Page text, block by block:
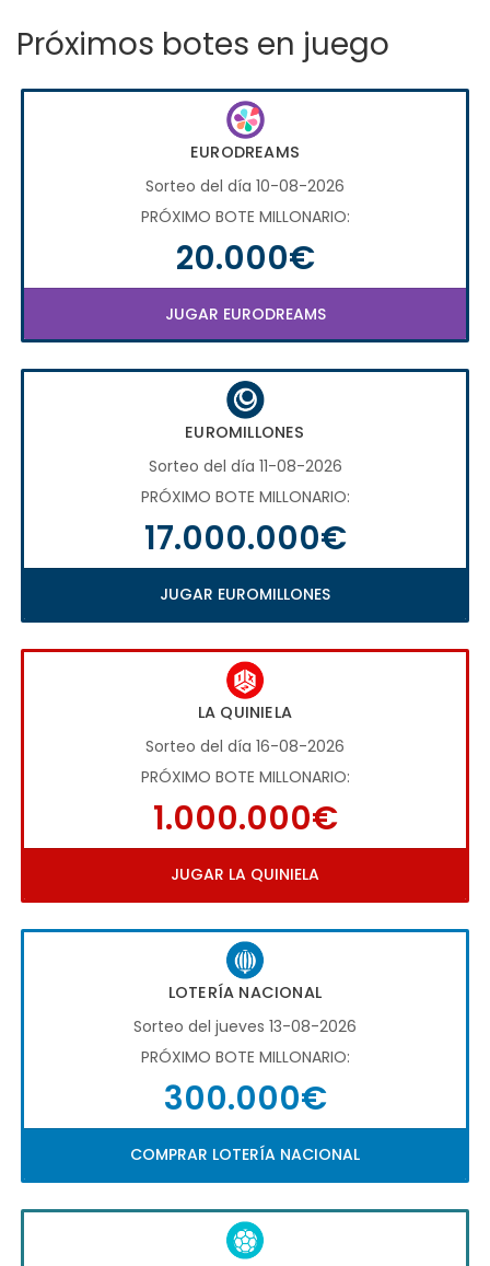
Próximos botes en juego
EURODREAMS
Sorteo del día 10-08-2026
PRÓXIMO BOTE MILLONARIO:
20.000€
JUGAR EURODREAMS
EUROMILLONES
Sorteo del día 11-08-2026
PRÓXIMO BOTE MILLONARIO:
17.000.000€
JUGAR EUROMILLONES
LA QUINIELA
Sorteo del día 16-08-2026
PRÓXIMO BOTE MILLONARIO:
1.000.000€
JUGAR LA QUINIELA
LOTERÍA NACIONAL
Sorteo del jueves 13-08-2026
PRÓXIMO BOTE MILLONARIO:
300.000€
COMPRAR LOTERÍA NACIONAL